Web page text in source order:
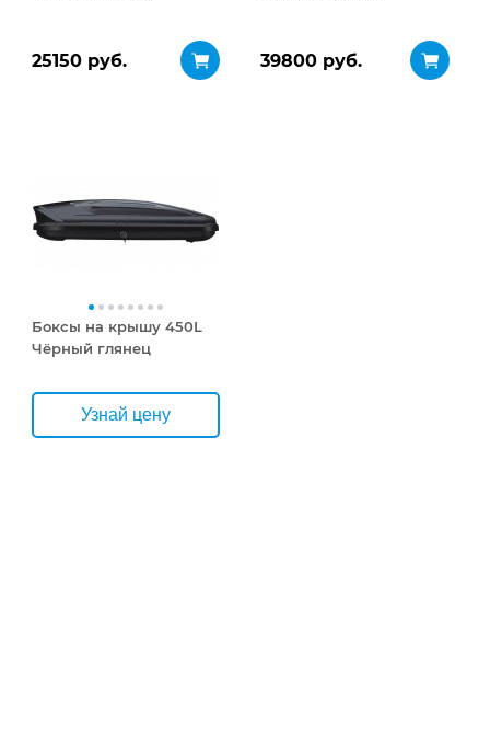
25150 руб. 39800 руб.
Боксы на крышу 450L
Чёрный глянец
Узнай цену